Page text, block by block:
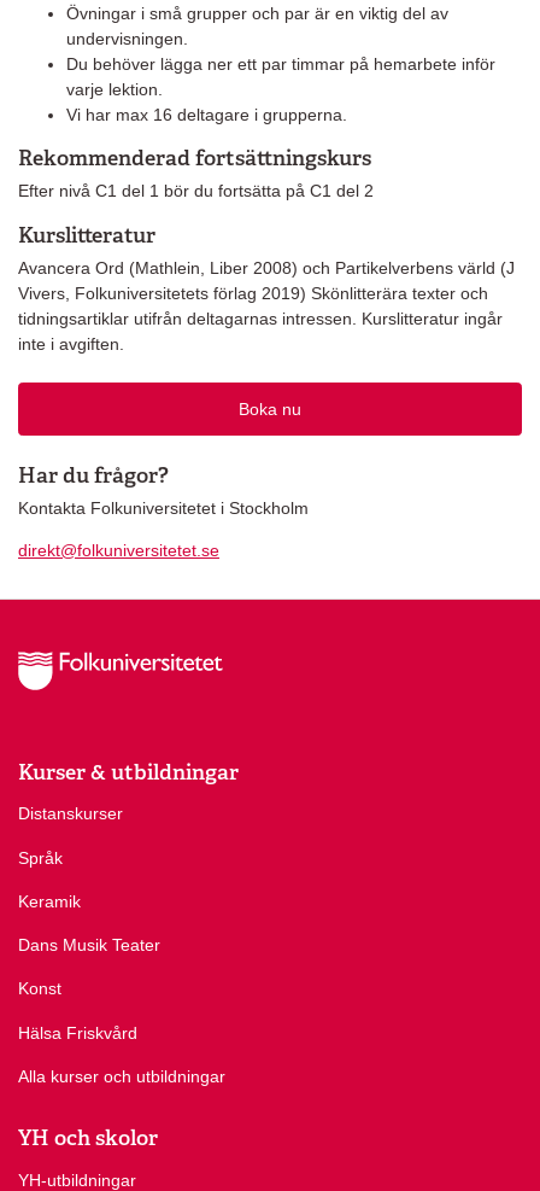
Övningar i små grupper och par är en viktig del av
undervisningen.
Du behöver lägga ner ett par timmar på hemarbete inför
varje lektion.
Vi har max 16 deltagare i grupperna.
Rekommenderad fortsättningskurs
Efter nivå C1 del 1 bör du fortsätta på C1 del 2
Kurslitteratur
Avancera Ord (Mathlein, Liber 2008) och Partikelverbens värld (J
Vivers, Folkuniversitetets förlag 2019) Skönlitterära texter och
tidningsartiklar utifrån deltagarnas intressen. Kurslitteratur ingår
inte i avgiften.
Boka nu
Har du frågor?
Kontakta Folkuniversitetet i Stockholm
direkt@folkuniversitetet.se
Kurser & utbildningar
Distanskurser
Språk
Keramik
Dans Musik Teater
Konst
Hälsa Friskvård
Alla kurser och utbildningar
YH och skolor
YH-utbildningar